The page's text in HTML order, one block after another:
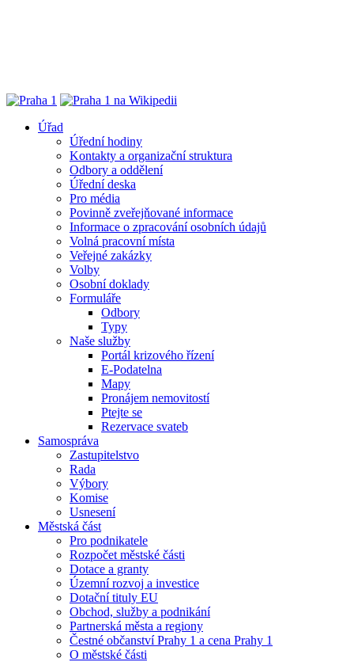
Úřad
Úřední hodiny
Kontakty a organizační struktura
Odbory a oddělení
Úřední deska
Pro média
Povinně zveřejňované informace
Informace o zpracování osobních údajů
Volná pracovní místa
Veřejné zakázky
Volby
Osobní doklady
Formuláře
Odbory
Typy
Naše služby
Portál krizového řízení
E-Podatelna
Mapy
Pronájem nemovitostí
Ptejte se
Rezervace svateb
Samospráva
Zastupitelstvo
Rada
Výbory
Komise
Usnesení
Městská část
Pro podnikatele
Rozpočet městské části
Dotace a granty
Územní rozvoj a investice
Dotační tituly EU
Obchod, služby a podnikání
Partnerská města a regiony
Čestné občanství Prahy 1 a cena Prahy 1
O městské části